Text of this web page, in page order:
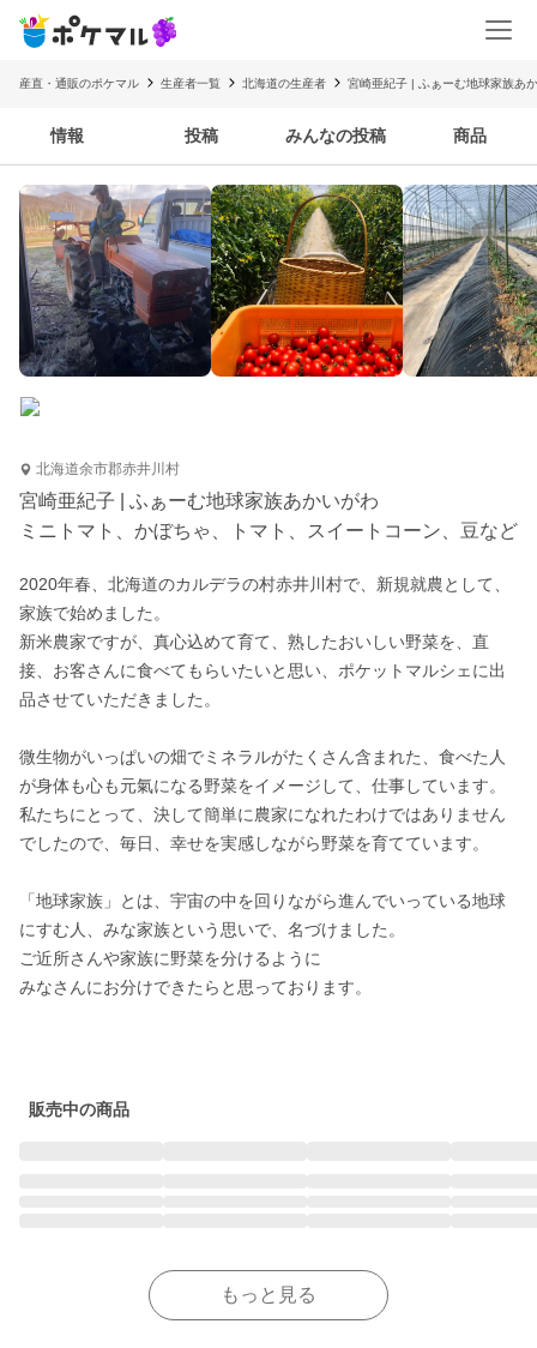
産直・通販のポケマル 生産者一覧 北海道の生産者 宮崎亜紀子 | ふぁーむ地球家族あ
情報 投稿 みんなの投稿 商品
北海道余市郡赤井川村
宮崎亜紀子 | ふぁーむ地球家族あかいがわ
ミニトマト、かぼちゃ、トマト、スイートコーン、豆など
2020年春、北海道のカルデラの村赤井川村で、新規就農として、
家族で始めました。
新米農家ですが、真心込めて育て、熟したおいしい野菜を、直
接、お客さんに食べてもらいたいと思い、ポケットマルシェに出
品させていただきました。
微生物がいっぱいの畑でミネラルがたくさん含まれた、食べた人
が身体も心も元氣になる野菜をイメージして、仕事しています。
私たちにとって、決して簡単に農家になれたわけではありません
でしたので、毎日、幸せを実感しながら野菜を育てています。
「地球家族」とは、宇宙の中を回りながら進んでいっている地球
にすむ人、みな家族という思いで、名づけました。
ご近所さんや家族に野菜を分けるように
みなさんにお分けできたらと思っております。
販売中の商品
もっと見る